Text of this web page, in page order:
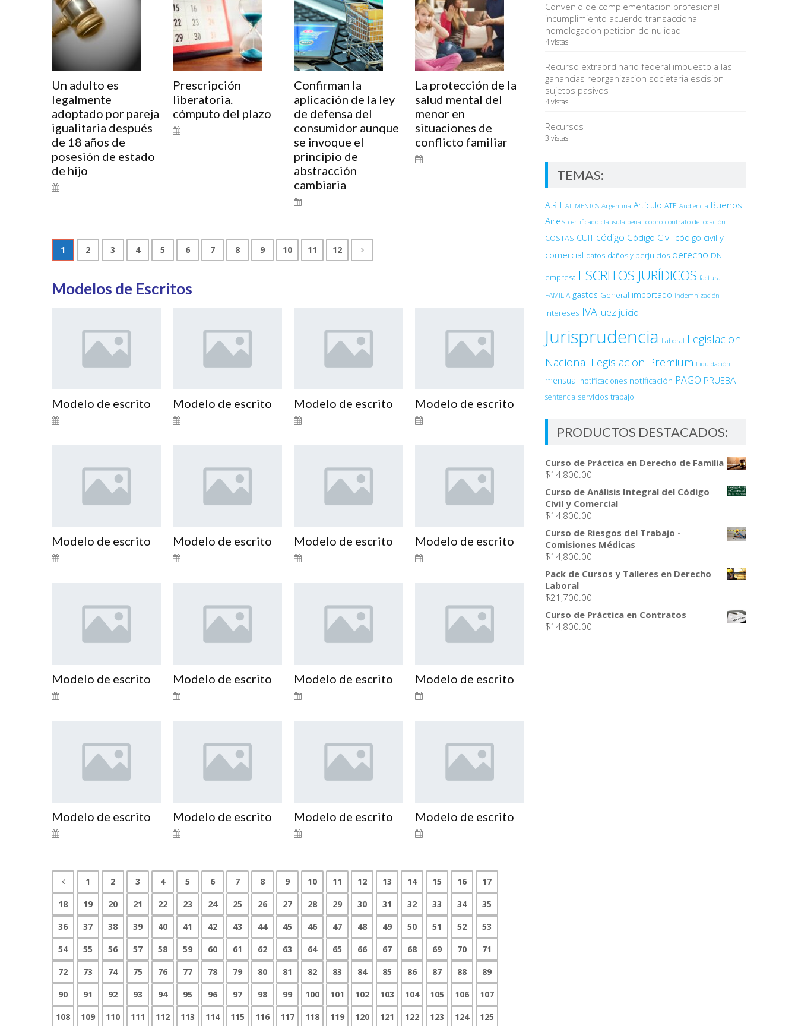
Un adulto es
legalmente
adoptado por pareja
igualitaria después
de 18 años de
posesión de estado
de hijo
Prescripción
liberatoria.
cómputo del plazo
Confirman la
aplicación de la ley
de defensa del
consumidor aunque
se invoque el
principio de
abstracción
cambiaria
La protección de la
salud mental del
menor en
situaciones de
conflicto familiar
1 2 3 4 5 6 7 8 9 10 11 12
Modelos de Escritos
Modelo de escrito Modelo de escrito Modelo de escrito Modelo de escrito
Modelo de escrito Modelo de escrito Modelo de escrito Modelo de escrito
Modelo de escrito Modelo de escrito Modelo de escrito Modelo de escrito
Modelo de escrito Modelo de escrito Modelo de escrito Modelo de escrito
1 2 3 4 5 6 7 8 9 10 11 12 13 14 15 16
17
18
19 20 21 22 23 24 25 26 27 28 29 30 31 32 33 34
35
36
37 38 39 40 41 42 43 44 45 46 47 48 49 50 51 52
53
54
55 56 57 58 59 60 61 62 63 64 65 66 67 68 69 70
71
72
73 74 75 76 77 78 79 80 81 82 83 84 85 86 87 88
89
90
91 92 93 94 95 96 97 98 99 100 101 102 103 104 105 106
107
108
109 110 111 112 113 114 115 116 117 118 119 120 121 122 123 124 125
Convenio de complementacion profesional
incumplimiento acuerdo transaccional
homologacion peticion de nulidad
4 vistas
Recurso extraordinario federal impuesto a las
ganancias reorganizacion societaria escision
sujetos pasivos
4 vistas
Recursos
3 vistas
TEMAS:
A.R.T ALIMENTOS Argentina Artículo ATE Audiencia Buenos
Aires certificado cláusula penal cobro contrato de locación
COSTAS CUIT código Código Civil código civil y
comercial datos daños y perjuicios derecho DNI
empresa ESCRITOS JURÍDICOS factura
FAMILIA gastos General importado indemnización
intereses IVA juez juicio
Jurisprudencia Laboral Legislacion
Nacional Legislacion Premium Liquidación
mensual notificaciones notificación PAGO PRUEBA
sentencia servicios trabajo
PRODUCTOS DESTACADOS:
Curso de Práctica en Derecho de Familia
$14,800.00
Curso de Análisis Integral del Código
Civil y Comercial
$14,800.00
Curso de Riesgos del Trabajo -
Comisiones Médicas
$14,800.00
Pack de Cursos y Talleres en Derecho
Laboral
$21,700.00
Curso de Práctica en Contratos
$14,800.00